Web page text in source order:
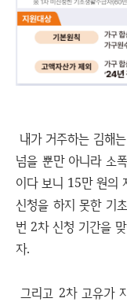
내가 거주하는 김해
넘을 뿐만 아니라 소
이다 보니 15만 원의
신청을 하지 못한 기
번 2차 신청 기간을
자.
그리고 2차 고유가